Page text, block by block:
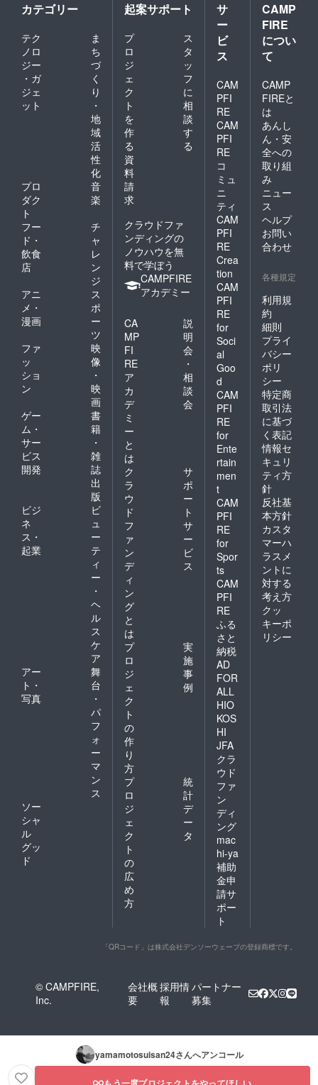
カテゴリー
テク
ノロ
ジー
・ガ
ジェ
ット
ま
ち
づ
く
り
・
地
域
活
性
化
プロ
ダク
ト
音
楽
フー
ド・
飲食
店
チ
ャ
レ
ン
ジ
アニ
メ・
漫画
ス
ポ
ー
ツ
ファ
ッ
ショ
ン
映
像
・
映
画
ゲー
ム・
サー
ビス
開発
書
籍
・
雑
誌
出
版
ビジ
ネ
ス・
起業
ビ
ュ
ー
テ
ィ
ー
・
ヘ
ル
ス
ケ
ア
アー
ト・
写真
舞
台
・
パ
フ
ォ
ー
マ
ン
ス
ソー
シャ
ル
グッ
ド
起案サポート
プ
ロ
ジ
ェ
ク
ト
を
作
る
ス
タ
ッ
フ
に
相
談
す
る
資
料
請
求
クラウドファ
ンディングの
ノウハウを無
料で学ぼう
CAMPFIRE
アカデミー
CA
MP
FI
RE
ア
カ
デ
ミ
ー
と
は
説
明
会
・
相
談
会
ク
ラ
ウ
ド
フ
ァ
ン
デ
ィ
ン
グ
と
は
サ
ポ
ー
ト
サ
ー
ビ
ス
プ
ロ
ジ
ェ
ク
ト
の
作
り
方
実
施
事
例
プ
ロ
ジ
ェ
ク
ト
の
広
め
方
統
計
デ
ー
タ
サ
ー
ビ
ス
CAM
PFI
RE
CAM
PFI
RE
コ
ミュ
ニ
ティ
CAM
PFI
RE
Crea
tion
CAM
PFI
RE
for
Soci
al
Goo
d
CAM
PFI
RE
for
Ente
rtain
men
t
CAM
PFI
RE
for
Spor
ts
CAM
PFI
RE
ふる
さと
納税
AD
FOR
ALL
HIO
KOS
HI
JFA
クラ
ウド
ファ
ン
ディ
ング
mac
hi-ya
補助
金申
請サ
ポー
ト
CAMP
FIRE
につい
て
CAMP
FIREと
は
あんし
ん・安
全への
取り組
み
ニュー
ス
ヘルプ
お問い
合わせ
各種規定
利用規
約
細則
プライ
バシー
ポリ
シー
特定商
取引法
に基づ
く表記
情報セ
キュリ
ティ方
針
反社基
本方針
カスタ
マーハ
ラスメ
ントに
対する
考え方
クッ
キーポ
リシー
「QRコード」は株式会社デンソーウェーブの登録商標です。
© CAMPFIRE,
Inc.
会社概
要
採用情
報
パートナー
募集
yamamotosuisan24さんへアンコール